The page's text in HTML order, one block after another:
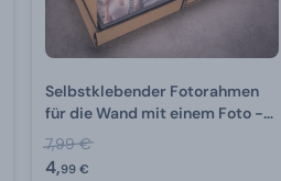
Selbstklebender Fotorahmen
für die Wand mit einem Foto -
Silber
7,99 €
4,99 €